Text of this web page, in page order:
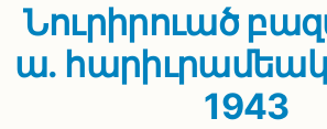
Նուրիրուած
ա.
1943